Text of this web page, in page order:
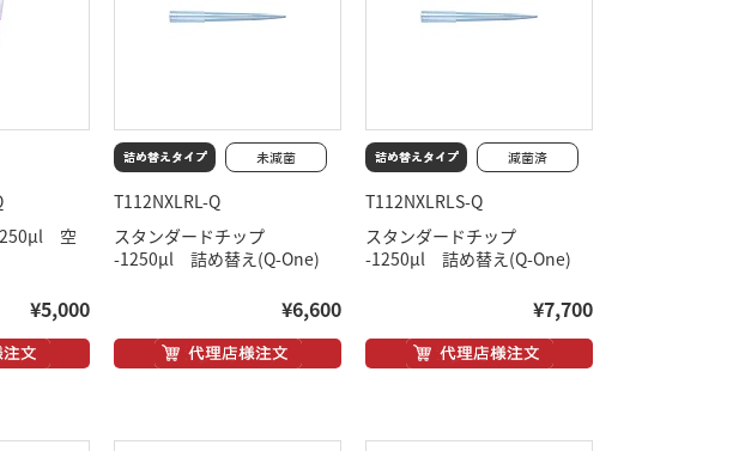
空
¥5,000
T112NXLRL-Q
スタンダードチップ
-1250μl 詰め替え(Q-One)
¥6,600
T112NXLRLS-Q
スタンダードチップ
-1250μl 詰め替え(Q-One)
¥7,700